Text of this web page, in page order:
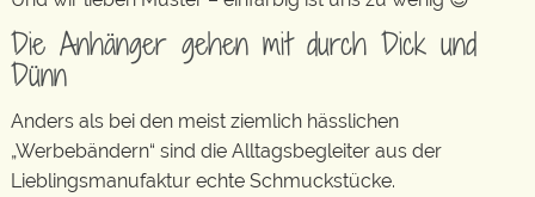
Die Anhänger gehen mit durch Dick und
Dünn
Anders als bei den meist ziemlich hässlichen
„Werbebändern“ sind die Alltagsbegleiter aus der
Lieblingsmanufaktur echte Schmuckstücke.